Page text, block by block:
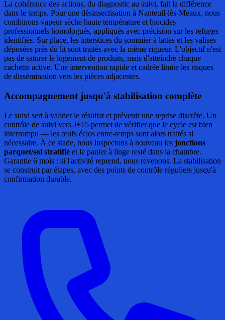
La cohérence des actions, du diagnostic au suivi, fait la différence
dans le temps. Pour une désinsectisation à Nanteuil-lès-Meaux, nous
combinons vapeur sèche haute température et biocides
professionnels homologués, appliqués avec précision sur les refuges
identifiés. Sur place, les interstices du sommier à lattes et les valises
déposées près du lit sont traités avec la même rigueur. L'objectif n'est
pas de saturer le logement de produits, mais d'atteindre chaque
cachette active. Une intervention rapide et cadrée limite les risques
de dissémination vers les pièces adjacentes.
Accompagnement jusqu'à stabilisation complète
Le suivi sert à valider le résultat et prévenir une reprise discrète. Un
contrôle de suivi vers J+15 permet de vérifier que le cycle est bien
interrompu — les œufs éclos entre-temps sont alors traités si
nécessaire. À ce stade, nous inspectons à nouveau les jonctions
parquet/sol stratifié et le panier à linge resté dans la chambre.
Garantie 6 mois : si l'activité reprend, nous revenons. La stabilisation
se construit par étapes, avec des points de contrôle réguliers jusqu'à
confirmation durable.